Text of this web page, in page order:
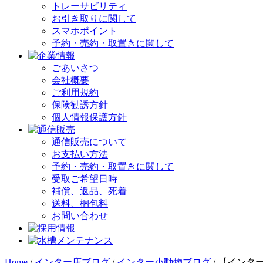
トレーサビリティ
お引き取りに関して
スマホポイント
予約・売約・取置きに関して
ごあいさつ
会社概要
ご利用規約
保険勧誘方針
個人情報保護方針
通信販売について
お支払い方法
予約・売約・取置きに関して
受取ご希望日時
補償、返品、死着
送料、梱包料
お問い合わせ